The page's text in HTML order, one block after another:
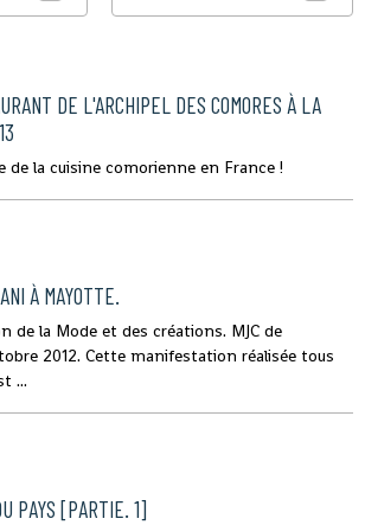
DE L'ARCHIPEL DES COMORES À LA
de la cuisine comorienne en France !
À MAYOTTE.
de la Mode et des créations. MJC de
2012. Cette manifestation réalisée tous
...
PAYS [PARTIE. 1]